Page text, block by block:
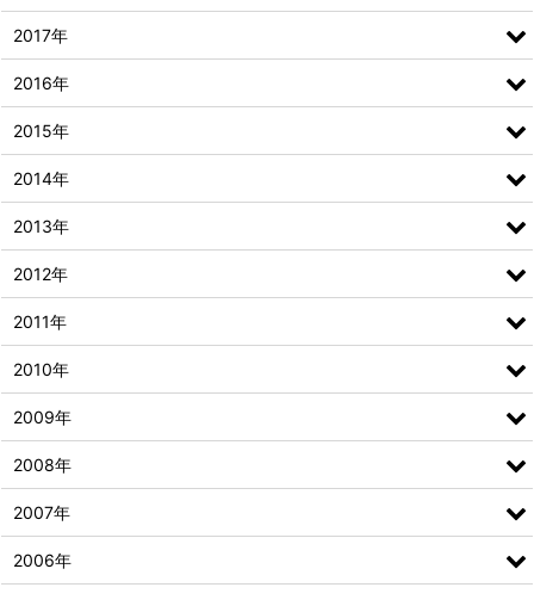
2017年
2016年
2015年
2014年
2013年
2012年
2011年
2010年
2009年
2008年
2007年
2006年